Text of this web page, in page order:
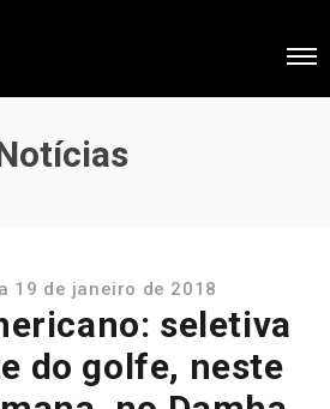
19 de janeiro de 2018
seletiva
do golfe, neste